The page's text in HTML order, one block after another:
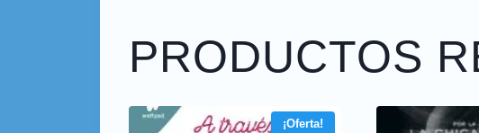
PRODUCTOS
¡Oferta!